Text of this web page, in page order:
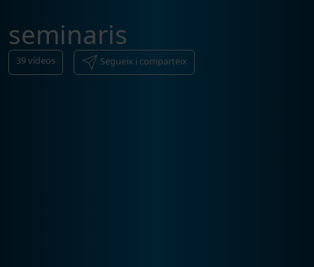
seminaris
39vídeos Segueix i comparteix